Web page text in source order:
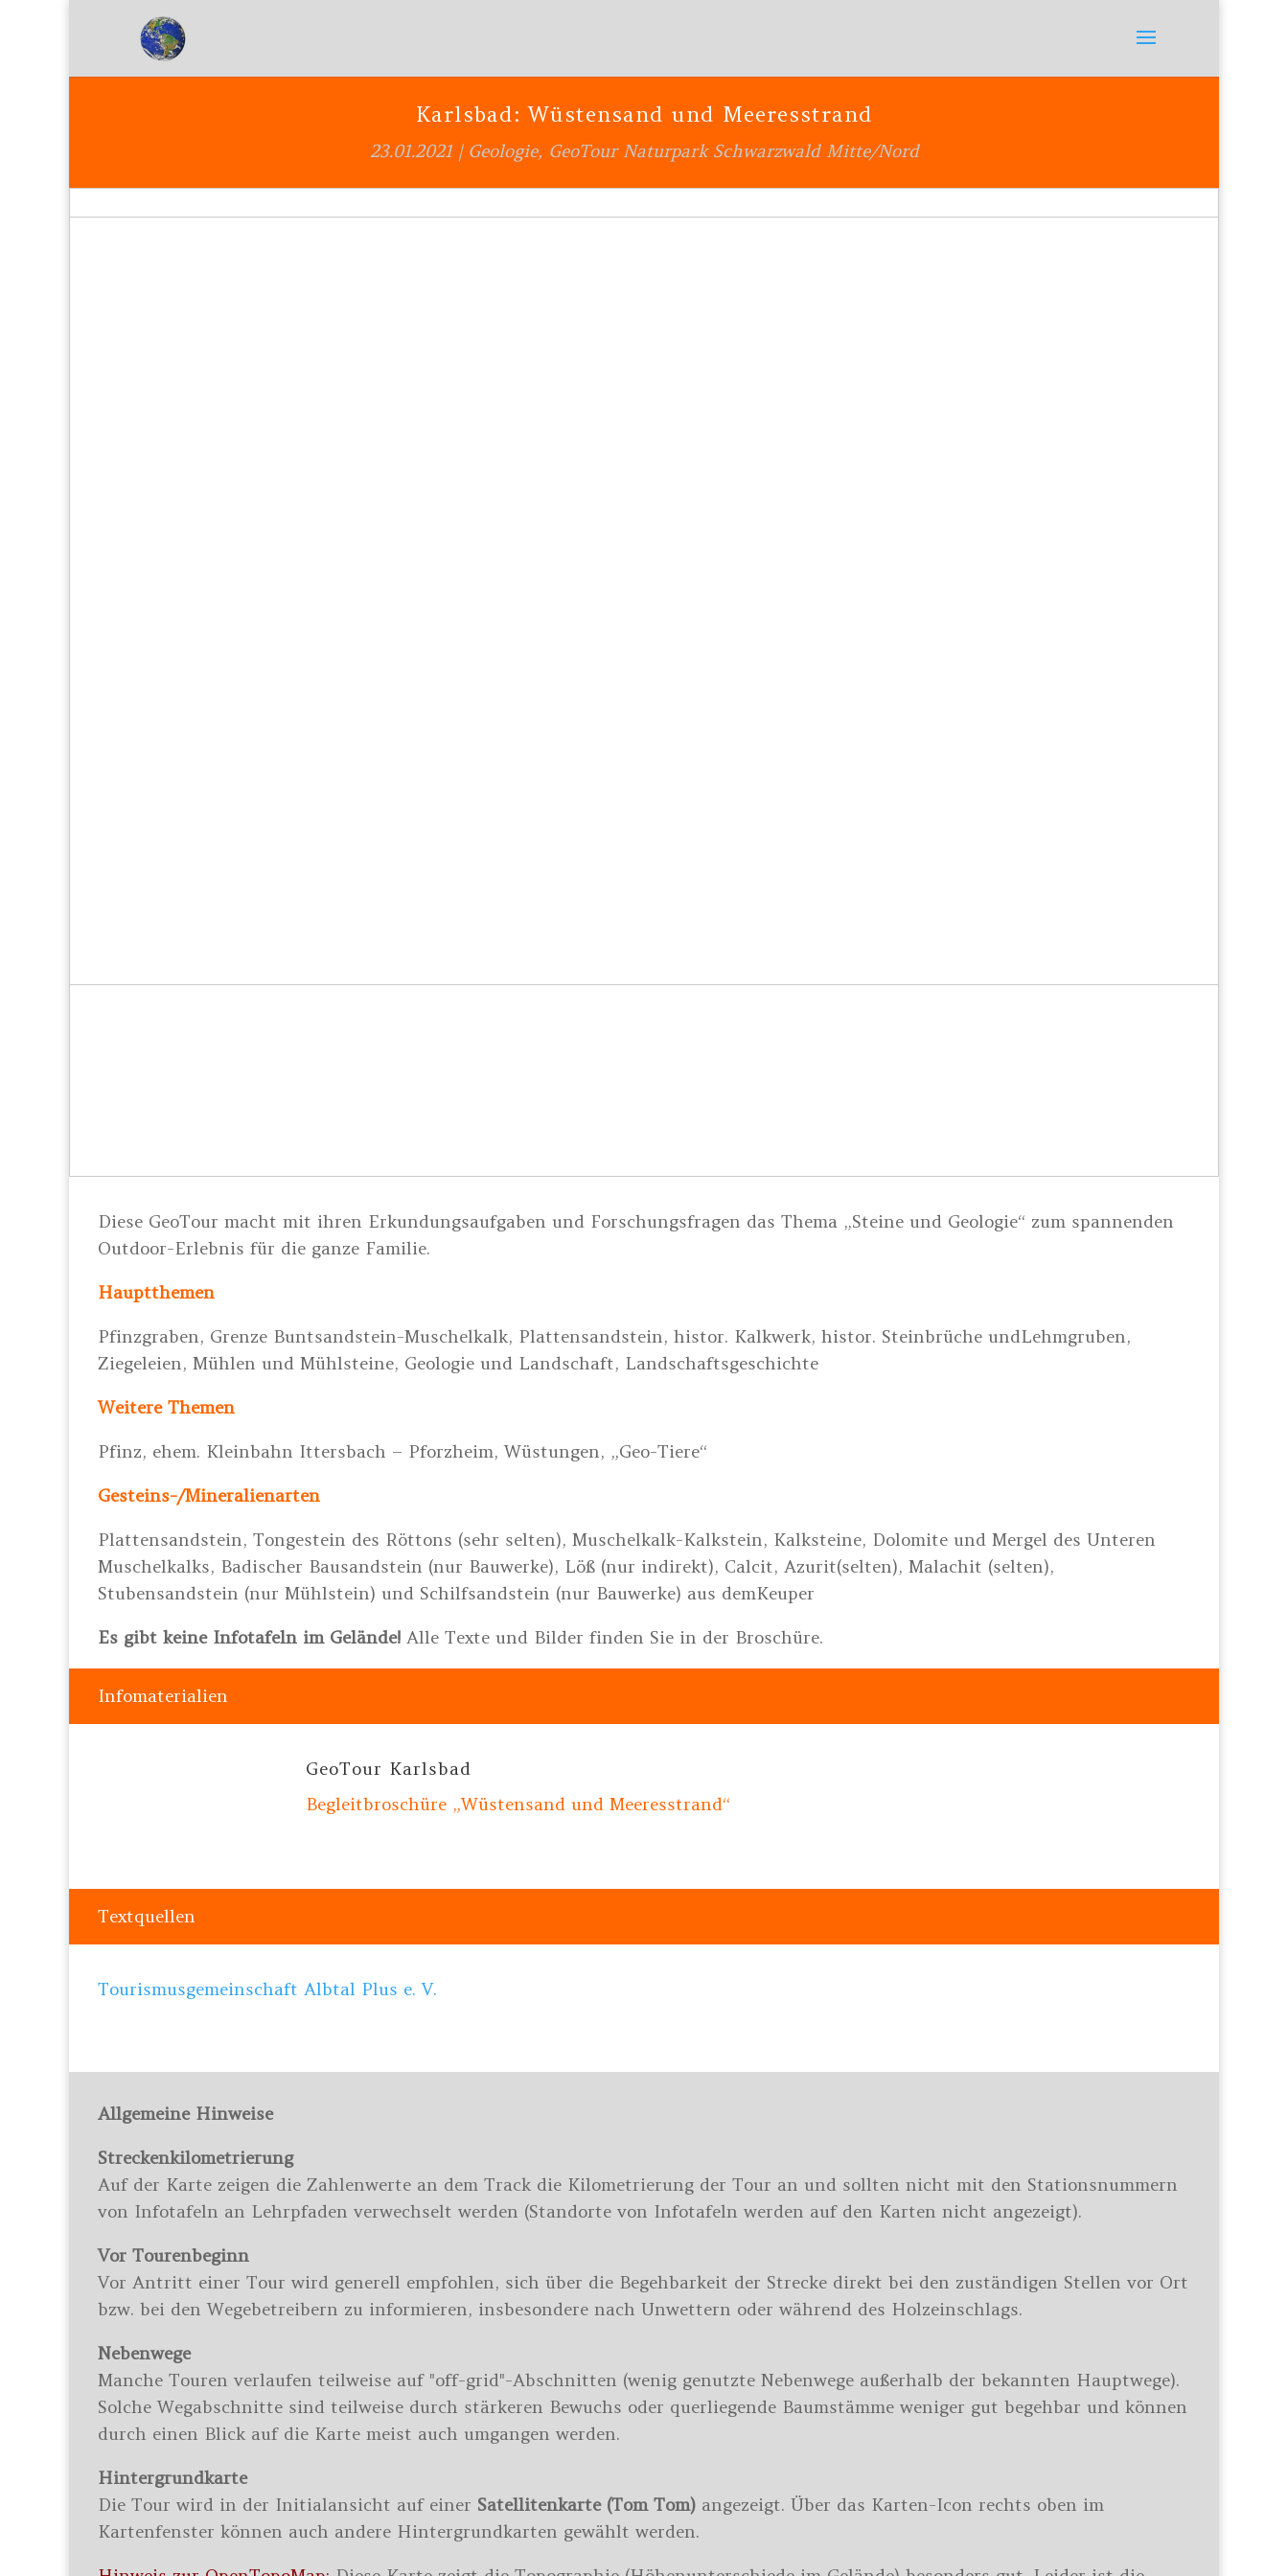
Karlsbad: Wüstensand und Meeresstrand
23.01.2021| Geologie, GeoTour Naturpark Schwarzwald Mitte/Nord
Diese GeoTour macht mit ihren Erkundungsaufgaben und Forschungsfragen das Thema „Steine und Geologie“ zum spannenden
Outdoor-Erlebnis für die ganze Familie.
Hauptthemen
Pfinzgraben, Grenze Buntsandstein-Muschelkalk, Plattensandstein, histor. Kalkwerk, histor. Steinbrüche undLehmgruben,
Ziegeleien, Mühlen und Mühlsteine, Geologie und Landschaft, Landschaftsgeschichte
Weitere Themen
Pfinz, ehem. Kleinbahn Ittersbach – Pforzheim, Wüstungen, „Geo-Tiere“
Gesteins-/Mineralienarten
Plattensandstein, Tongestein des Röttons (sehr selten), Muschelkalk-Kalkstein, Kalksteine, Dolomite und Mergel des Unteren
Muschelkalks, Badischer Bausandstein (nur Bauwerke), Löß (nur indirekt), Calcit, Azurit(selten), Malachit (selten),
Stubensandstein (nur Mühlstein) und Schilfsandstein (nur Bauwerke) aus demKeuper
Es gibt keine Infotafeln im Gelände! Alle Texte und Bilder finden Sie in der Broschüre.
Infomaterialien
GeoTour Karlsbad
Begleitbroschüre „Wüstensand und Meeresstrand“
Textquellen
Tourismusgemeinschaft Albtal Plus e. V.
Allgemeine Hinweise
Streckenkilometrierung
Auf der Karte zeigen die Zahlenwerte an dem Track die Kilometrierung der Tour an und sollten nicht mit den Stationsnummern
von Infotafeln an Lehrpfaden verwechselt werden (Standorte von Infotafeln werden auf den Karten nicht angezeigt).
Vor Tourenbeginn
Vor Antritt einer Tour wird generell empfohlen, sich über die Begehbarkeit der Strecke direkt bei den zuständigen Stellen vor Ort
bzw. bei den Wegebetreibern zu informieren, insbesondere nach Unwettern oder während des Holzeinschlags.
Nebenwege
Manche Touren verlaufen teilweise auf "off-grid"-Abschnitten (wenig genutzte Nebenwege außerhalb der bekannten Hauptwege).
Solche Wegabschnitte sind teilweise durch stärkeren Bewuchs oder querliegende Baumstämme weniger gut begehbar und können
durch einen Blick auf die Karte meist auch umgangen werden.
Hintergrundkarte
Die Tour wird in der Initialansicht auf einer Satellitenkarte (Tom Tom) angezeigt. Über das Karten-Icon rechts oben im
Kartenfenster können auch andere Hintergrundkarten gewählt werden.